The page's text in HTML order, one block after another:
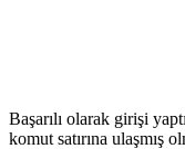
Başarılı olarak girişi
komut satırına ulaşmış